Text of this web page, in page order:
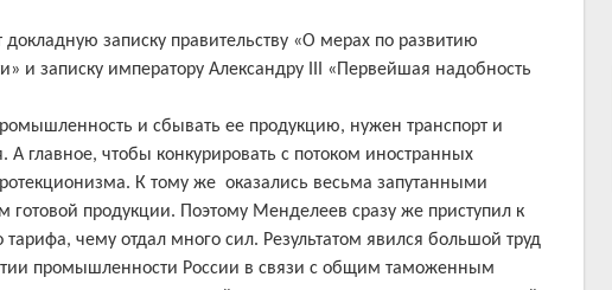
докладную записку правительству «О мерах по развитию
и записку императору Александру III «Первейшая надобность
и сбывать ее продукцию, нужен транспорт и
А главное, чтобы конкурировать с потоком иностранных
К тому же оказались весьма запутанными
продукции. Поэтому Менделеев сразу же приступил к
тарифа, чему отдал много сил. Результатом явился большой труд
промышленности России в связи с общим таможенным